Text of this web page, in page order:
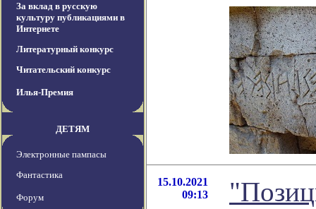
За вклад в русскую
культуру публикациями в
Интернете
Литературный конкурс
Читательский конкурс
Илья-Премия
ДЕТЯМ
Электронные пампасы
Фантастика
Форум
15.10.2021
09:13